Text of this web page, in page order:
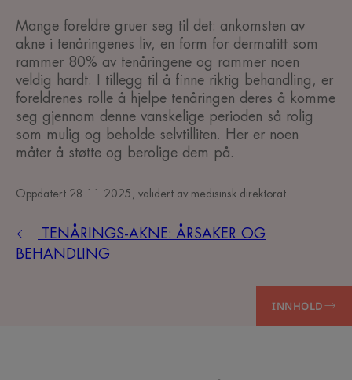
Mange foreldre gruer seg til det: ankomsten av
akne i tenåringenes liv, en form for dermatitt som
rammer 80% av tenåringene og rammer noen
veldig hardt. I tillegg til å finne riktig behandling, er
foreldrenes rolle å hjelpe tenåringen deres å komme
seg gjennom denne vanskelige perioden så rolig
som mulig og beholde selvtilliten. Her er noen
måter å støtte og berolige dem på.
Oppdatert 28.11.2025 , validert av medisinsk direktorat
TENÅRINGS-AKNE: ÅRSAKER OG
BEHANDLING
INNHOLD